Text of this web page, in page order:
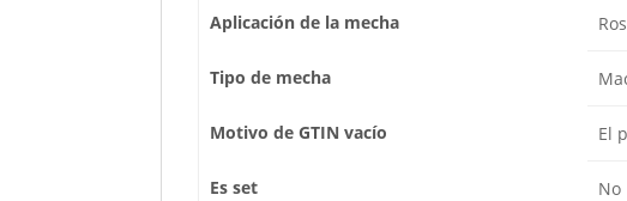
Aplicación de la mecha
Tipo de mecha
Motivo de GTIN vacío El
Es set No